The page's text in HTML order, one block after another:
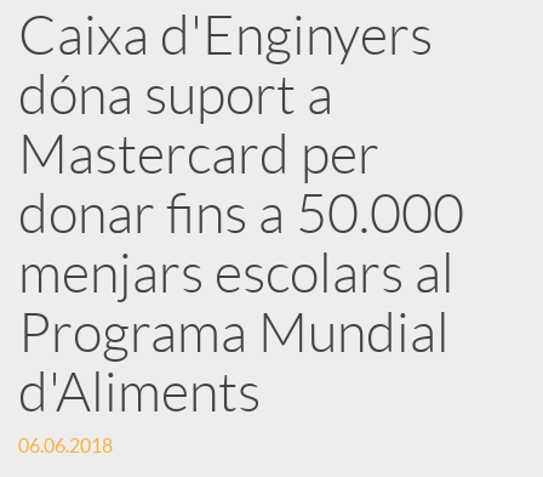
r
x
e
s
S
o
Caixa d'Enginyers
dóna suport a
Mastercard per
donar fins a 50.000
menjars escolars al
Programa Mundial
d'Aliments
06.06.2018